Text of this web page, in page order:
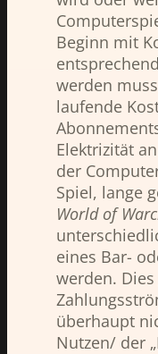
Beginn mit
werden
laufende
Elektrizität
der
Spiel, lange
World of
eines Bar-
werden.
überhaupt
Nutzen/ der